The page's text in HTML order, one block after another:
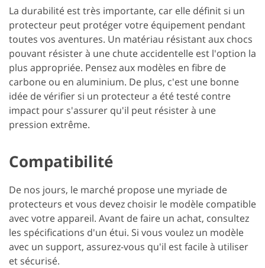
La durabilité est très importante, car elle définit si un
protecteur peut protéger votre équipement pendant
toutes vos aventures. Un matériau résistant aux chocs
pouvant résister à une chute accidentelle est l'option la
plus appropriée. Pensez aux modèles en fibre de
carbone ou en aluminium. De plus, c'est une bonne
idée de vérifier si un protecteur a été testé contre
impact pour s'assurer qu'il peut résister à une
pression extrême.
Compatibilité
De nos jours, le marché propose une myriade de
protecteurs et vous devez choisir le modèle compatible
avec votre appareil. Avant de faire un achat, consultez
les spécifications d'un étui. Si vous voulez un modèle
avec un support, assurez-vous qu'il est facile à utiliser
et sécurisé.